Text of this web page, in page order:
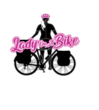
content
(Press